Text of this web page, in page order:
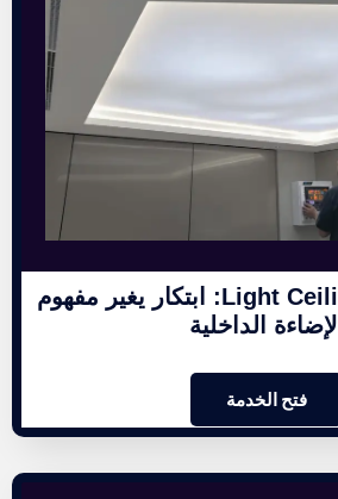
أسقف ليت Light Ceilings: ابتكار يغير مفهوم
الإضاءة الداخلية
فتح الخدمة